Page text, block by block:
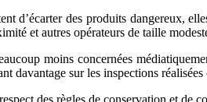
d’écarter des produits dangereux,
et autres opérateurs de taille
moins concernées
davantage sur les inspections
des règles de conservation et